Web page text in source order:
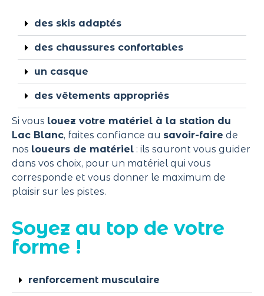
des skis adaptés
des chaussures confortables
un casque
des vêtements appropriés
Si vous louez votre matériel à la station du
Lac Blanc, faites confiance au savoir-faire de
nos loueurs de matériel : ils sauront vous guider
dans vos choix, pour un matériel qui vous
corresponde et vous donner le maximum de
plaisir sur les pistes.
Soyez au top de votre
forme !
renforcement musculaire